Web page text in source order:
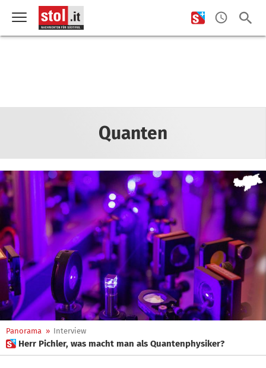
Quanten
Panorama » Interview
 Herr Pichler, was macht man als Quantenphysiker?